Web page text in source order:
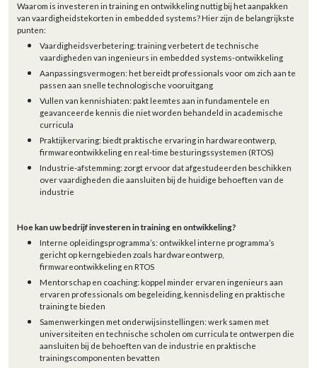
Waarom is investeren in training en ontwikkeling nuttig bij het aanpakken
van vaardigheidstekorten in embedded systems? Hier zijn de belangrijkste
punten:
Vaardigheidsverbetering: training verbetert de technische
vaardigheden van ingenieurs in embedded systems-ontwikkeling
Aanpassingsvermogen: het bereidt professionals voor om zich aan te
passen aan snelle technologische vooruitgang
Vullen van kennishiaten: pakt leemtes aan in fundamentele en
geavanceerde kennis die niet worden behandeld in academische
curricula
Praktijkervaring: biedt praktische ervaring in hardwareontwerp,
firmwareontwikkeling en real-time besturingssystemen (RTOS)
Industrie-afstemming: zorgt ervoor dat afgestudeerden beschikken
over vaardigheden die aansluiten bij de huidige behoeften van de
industrie
Hoe kan uw bedrijf investeren in training en ontwikkeling?
Interne opleidingsprogramma’s: ontwikkel interne programma’s
gericht op kerngebieden zoals hardwareontwerp,
firmwareontwikkeling en RTOS
Mentorschap en coaching: koppel minder ervaren ingenieurs aan
ervaren professionals om begeleiding, kennisdeling en praktische
training te bieden
Samenwerkingen met onderwijsinstellingen: werk samen met
universiteiten en technische scholen om curricula te ontwerpen die
aansluiten bij de behoeften van de industrie en praktische
trainingscomponenten bevatten